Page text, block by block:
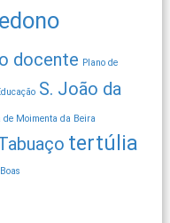
docente Plano de
S. João da
Moimenta da Beira
tertúlia